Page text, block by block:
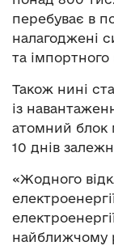
перебуває в
налагоджені
та імпортного
Також нині
із
атомний блок
10 днів
«Жодного
найближчому